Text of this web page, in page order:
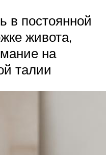
в постоянной
живота,
на
талии